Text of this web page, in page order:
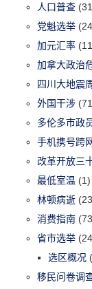
人口普查
党魁选举
加元汇率
加拿大政治
四川大地震
外国干涉
多伦多市政
手机携号跨
改革开放三
最低室温 (1)
林顿病逝
消费指南
省市选举
选区概况
移民问卷调